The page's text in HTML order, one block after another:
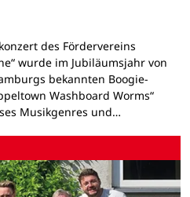
des Fördervereins
wurde im Jubiläumsjahr von
bekannten Boogie-
Washboard Worms“
Musikgenres und…